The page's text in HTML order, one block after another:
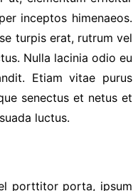
inceptos himenaeos.
turpis erat, rutrum vel
Nulla lacinia odio eu
Etiam vitae purus
senectus et netus et
luctus.
porttitor porta, ipsum